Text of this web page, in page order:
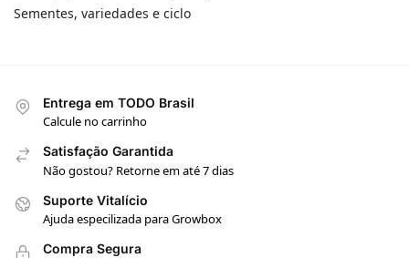
Sementes, variedades e ciclo
Entrega em TODO Brasil
Calcule no carrinho
Satisfação Garantida
Não gostou? Retorne em até 7 dias
Suporte Vitalício
Ajuda especilizada para Growbox
Compra Segura